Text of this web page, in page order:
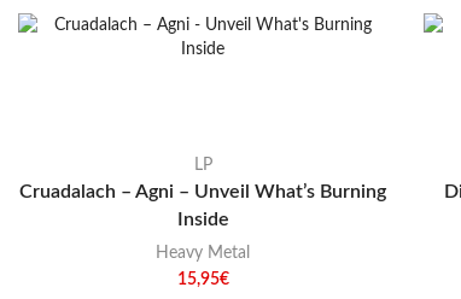
LP
Cruadalach – Agni – Unveil What’s Burning
Inside
Heavy Metal
15,95€